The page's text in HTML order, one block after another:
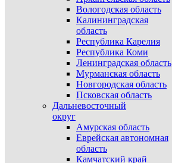
Вологодская область
Калининградская
область
Республика Карелия
Республика Коми
Ленинградская область
Мурманская область
Новгородская область
Псковская область
Дальневосточный
округ
Амурская область
Еврейская автономная
область
Камчатский край